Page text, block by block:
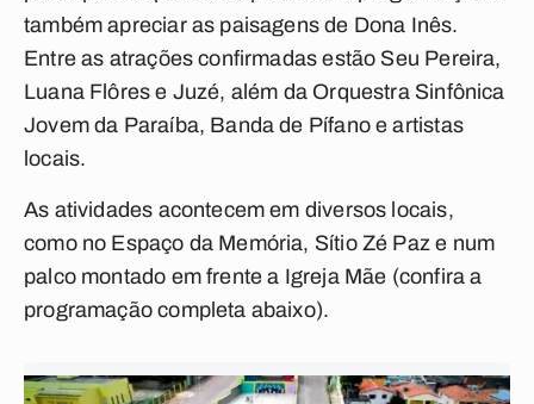
também apreciar as paisagens de Dona Inês.
Entre as atrações confirmadas estão Seu Pereira,
Luana Flôres e Juzé, além da Orquestra Sinfônica
Jovem da Paraíba, Banda de Pífano e artistas
locais.
As atividades acontecem em diversos locais,
como no Espaço da Memória, Sítio Zé Paz e num
palco montado em frente a Igreja Mãe (confira a
programação completa abaixo).